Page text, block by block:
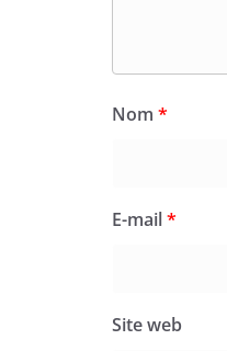
Nom *
E-mail*
Site web